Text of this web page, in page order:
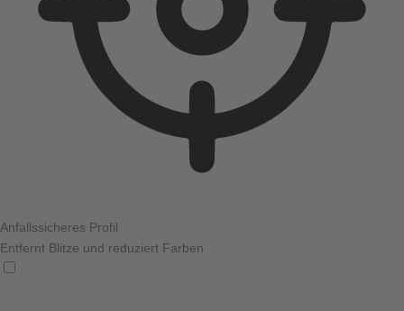
Anfallssicheres Profil
Entfernt Blitze und reduziert Farben